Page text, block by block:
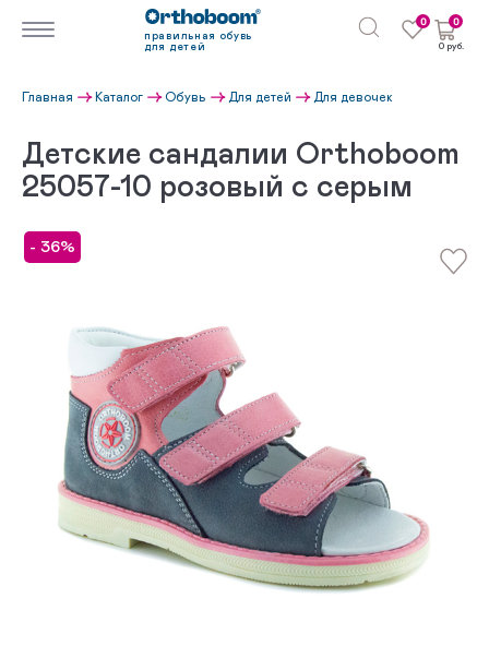
правильная обувь
для детей
0 0
0 руб.
Главная Каталог Обувь Для детей Для девочек
Детские сандалии Orthoboom
25057-10 розовый с серым
- 36%